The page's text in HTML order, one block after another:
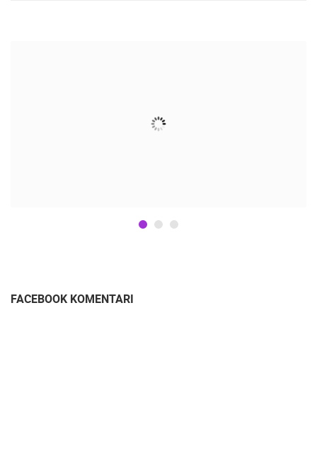
FACEBOOK KOMENTARI